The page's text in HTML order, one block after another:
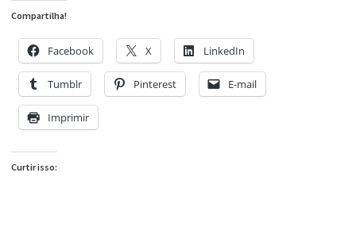
Compartilha!
Facebook X LinkedIn
Tumblr Pinterest E-mail
Imprimir
Curtir isso: